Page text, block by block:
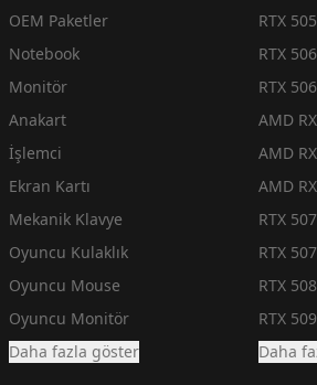
OEM Paketler
Notebook
Monitör
Anakart
İşlemci
Ekran Kartı
Mekanik Klavye
Oyuncu Kulaklık
Oyuncu Mouse
Oyuncu Monitör
Daha fazla göster
RTX
RTX
RTX
AMD
AMD
AMD
RTX
RTX
RTX
RTX
Daha